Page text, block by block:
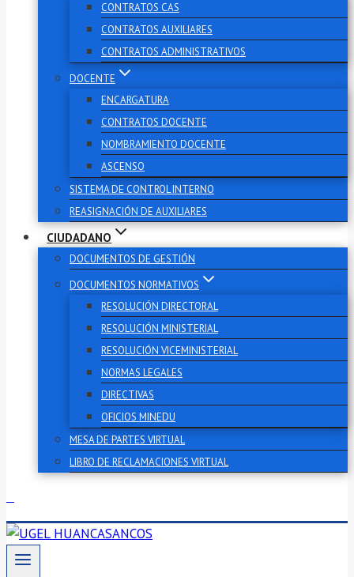
CONTRATOS CAS
CONTRATOS AUXILIARES
CONTRATOS ADMINISTRATIVOS
DOCENTE
ENCARGATURA
CONTRATOS DOCENTE
NOMBRAMIENTO DOCENTE
ASCENSO
SISTEMA DE CONTROL INTERNO
REASIGNACIÓN DE AUXILIARES
CIUDADANO
DOCUMENTOS DE GESTIÓN
DOCUMENTOS NORMATIVOS
RESOLUCIÓN DIRECTORAL
RESOLUCIÓN MINISTERIAL
RESOLUCIÓN VICEMINISTERIAL
NORMAS LEGALES
DIRECTIVAS
OFICIOS MINEDU
MESA DE PARTES VIRTUAL
LIBRO DE RECLAMACIONES VIRTUAL